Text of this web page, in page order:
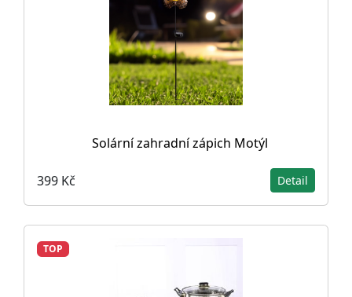
Solární zahradní zápich Motýl
399 Kč Detail
TOP